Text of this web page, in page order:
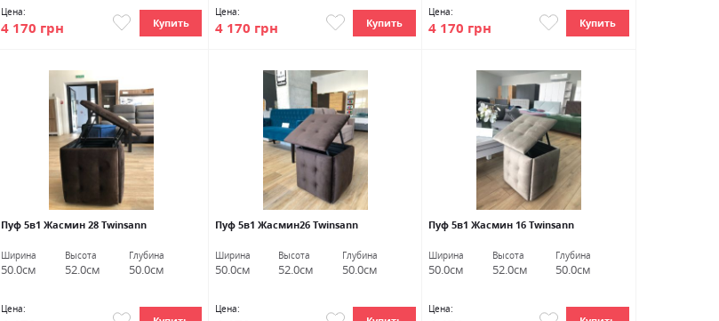
Цена:
4 170 грн Купить
Цена:
4 170 грн Купить
Цена:
4 170 грн Купить
Пуф 5в1 Жасмин 28 Twinsann
Ширина
50.0см
Высота
52.0см
Глубина
50.0см
Цена:
Пуф 5в1 Жасмин26 Twinsann
Ширина
50.0см
Высота
52.0см
Глубина
50.0см
Цена:
Пуф 5в1 Жасмин 16 Twinsann
Ширина
50.0см
Высота
52.0см
Глубина
50.0см
Цена: